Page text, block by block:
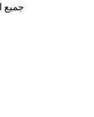
جميع